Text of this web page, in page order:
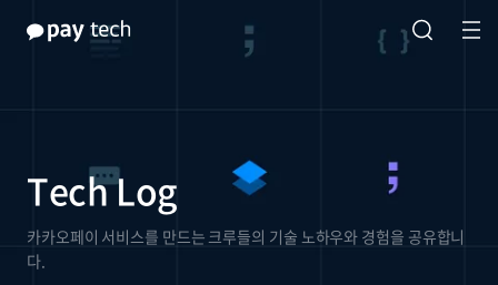
Tech Log
카카오페이 서비스를 만드는 크루들의 기술 노하우와 경험을 공유합니
다.